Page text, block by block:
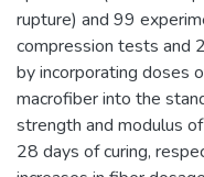
rupture) and 99
compression tests and
by incorporating doses
macrofiber into the
strength and modulus
28 days of curing,